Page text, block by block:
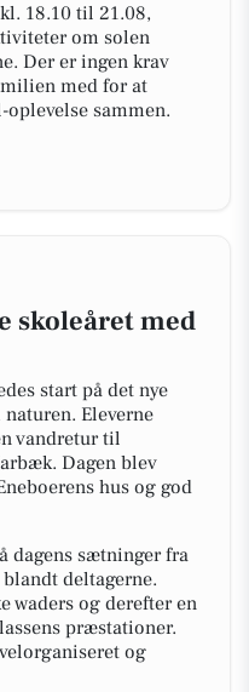
18.10 til 21.08,
om solen
Der er ingen krav
med for at
sammen.
skoleåret med
start på det nye
Eleverne
vandretur til
Dagen blev
hus og god
dagens sætninger fra
deltagerne.
waders og derefter en
præstationer.
og